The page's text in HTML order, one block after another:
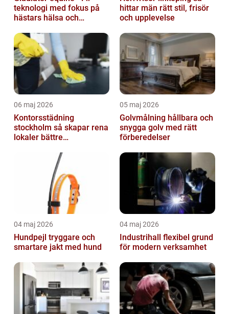
teknologi med fokus på
hästars hälsa och
hittar män rätt stil, frisör
och upplevelse
06 maj 2026
Kontorsstädning
stockholm så skapar rena
lokaler bättre
05 maj 2026
Golvmålning hållbara och
snygga golv med rätt
förberedelser
04 maj 2026
Hundpejl tryggare och
smartare jakt med hund
04 maj 2026
Industrihall flexibel grund
för modern verksamhet